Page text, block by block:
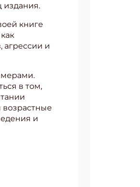
издания.
книге
агрессии и
в том,
возрастные
и